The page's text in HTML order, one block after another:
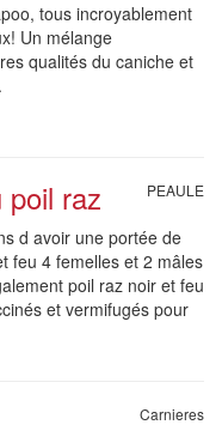
tous incroyablement
Un mélange
qualités du caniche et
raz PEAULE
d avoir une portée de
feu 4 femelles et 2 mâles
poil raz noir et feu
et vermifugés pour
Carnieres